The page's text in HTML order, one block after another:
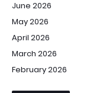
June 2026
May 2026
April 2026
March 2026
February 2026